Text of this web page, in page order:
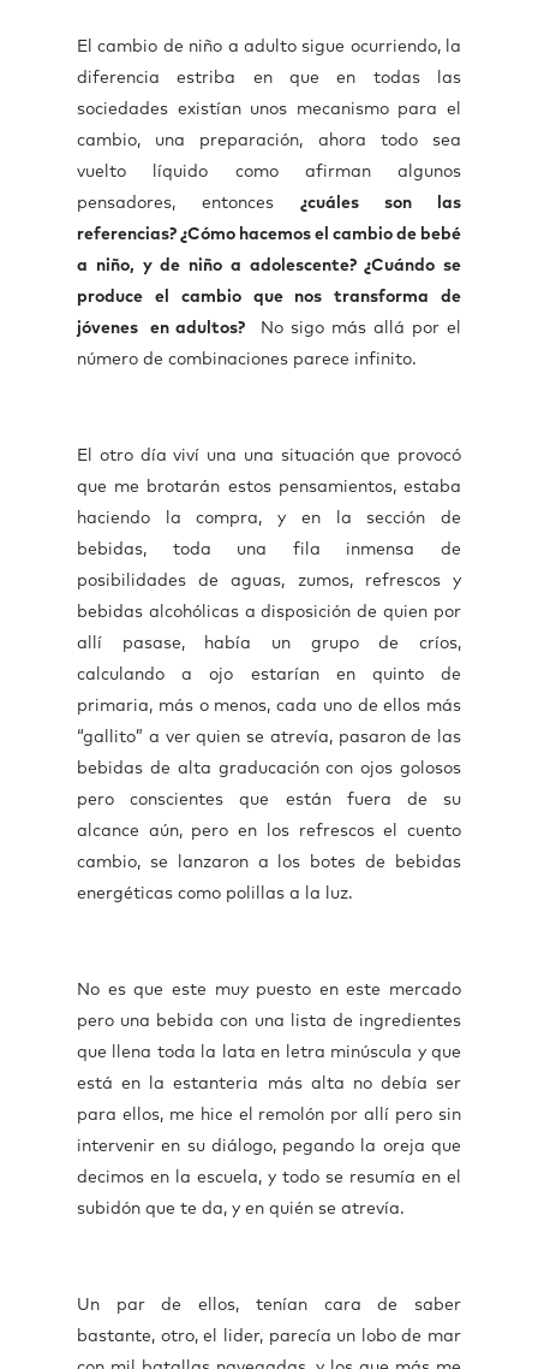
El cambio de niño a adulto sigue ocurriendo, la
diferencia estriba en que en todas las
sociedades existían unos mecanismo para el
cambio, una preparación, ahora todo sea
vuelto líquido como afirman algunos
pensadores, entonces ¿cuáles son las
referencias? ¿Cómo hacemos el cambio de bebé
a niño, y de niño a adolescente? ¿Cuándo se
produce el cambio que nos transforma de
jóvenes en adultos? No sigo más allá por el
número de combinaciones parece infinito.
El otro día viví una una situación que provocó
que me brotarán estos pensamientos, estaba
haciendo la compra, y en la sección de
bebidas, toda una fila inmensa de
posibilidades de aguas, zumos, refrescos y
bebidas alcohólicas a disposición de quien por
allí pasase, había un grupo de críos,
calculando a ojo estarían en quinto de
primaria, más o menos, cada uno de ellos más
“gallito” a ver quien se atrevía, pasaron de las
bebidas de alta graducación con ojos golosos
pero conscientes que están fuera de su
alcance aún, pero en los refrescos el cuento
cambio, se lanzaron a los botes de bebidas
energéticas como polillas a la luz.
No es que este muy puesto en este mercado
pero una bebida con una lista de ingredientes
que llena toda la lata en letra minúscula y que
está en la estanteria más alta no debía ser
para ellos, me hice el remolón por allí pero sin
intervenir en su diálogo, pegando la oreja que
decimos en la escuela, y todo se resumía en el
subidón que te da, y en quién se atrevía.
Un par de ellos, tenían cara de saber
bastante, otro, el lider, parecía un lobo de mar